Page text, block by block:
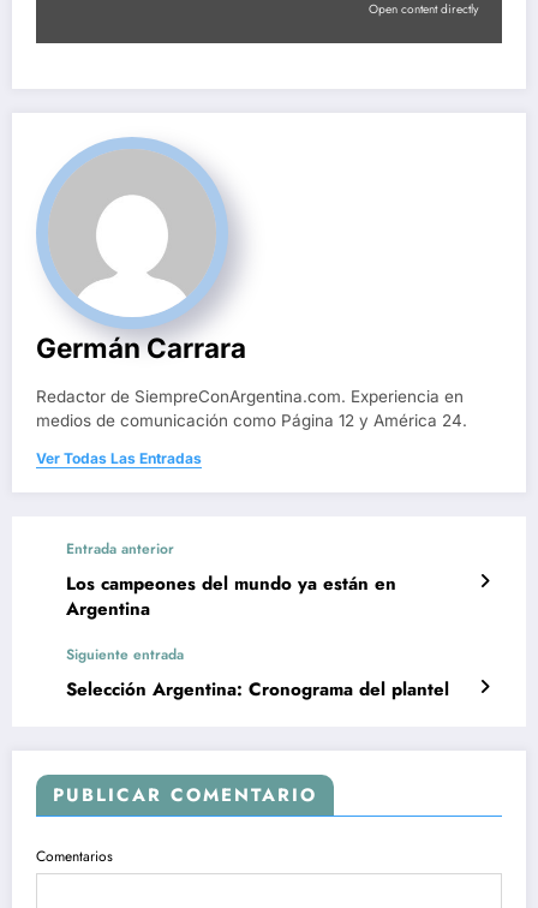
Open content directly
Germán Carrara
Redactor de SiempreConArgentina.com. Experiencia en
medios de comunicación como Página 12 y América 24.
Ver Todas Las Entradas
Entrada anterior
Los campeones del mundo ya están en
Argentina
Siguiente entrada
Selección Argentina: Cronograma del plantel
PUBLICAR COMENTARIO
Comentarios